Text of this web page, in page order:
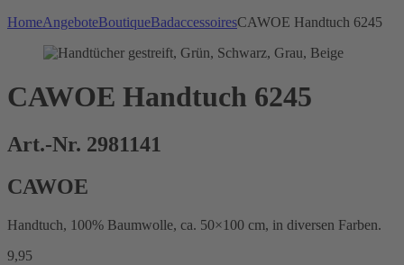
HomeAngeboteBoutiqueBadaccessoiresCAWOE Handtuch 6245
CAWOE Handtuch 6245
Art.-Nr. 2981141
CAWOE
Handtuch, 100% Baumwolle, ca. 50×100 cm, in diversen Farben.
9,95